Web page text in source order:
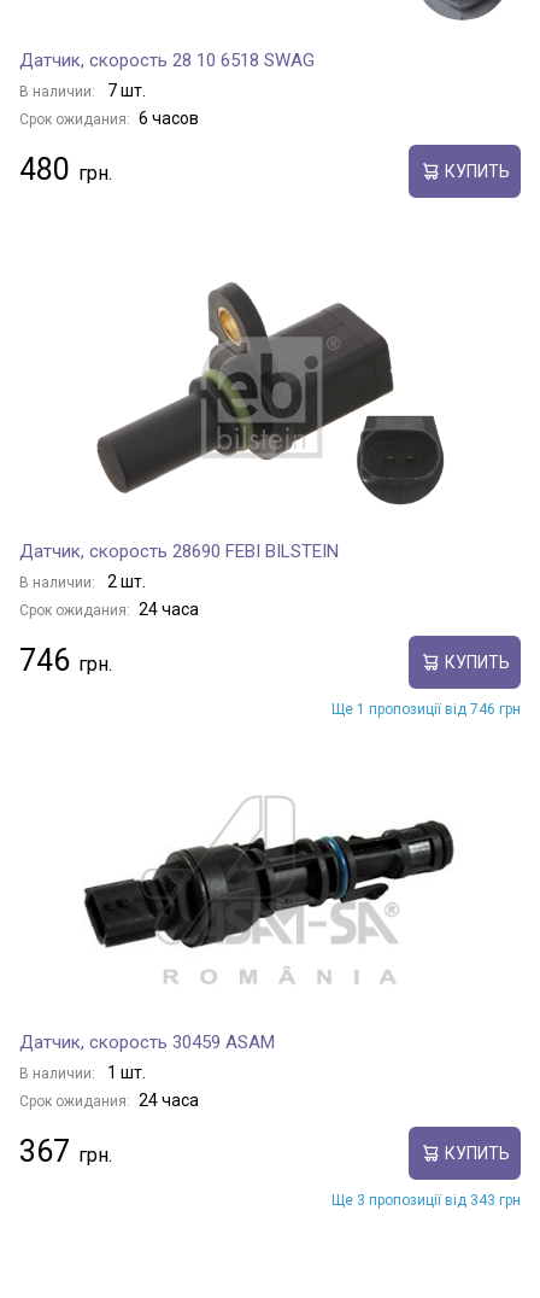
Датчик, скорость 28 10 6518 SWAG
В наличии: 7 шт.
Срок ожидания: 6 часов
480 КУПИТЬ
Датчик, скорость 28690 FEBI BILSTEIN
В наличии: 2 шт.
Срок ожидания: 24 часа
746 КУПИТЬ
Ще 1 пропозиції від 746 грн
Датчик, скорость 30459 ASAM
В наличии: 1 шт.
Срок ожидания: 24 часа
367 КУПИТЬ
Ще 3 пропозиції від 343 грн